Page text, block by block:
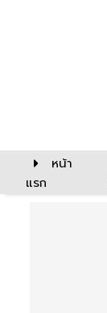
หน้า
แรก